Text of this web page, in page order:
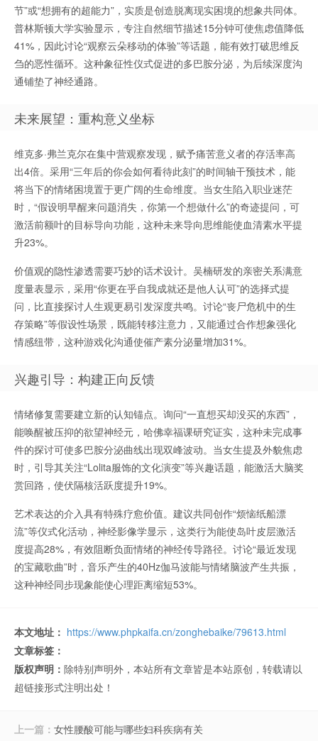
节”或“想拥有的超能力”，实质是创造脱离现实困境的想象共同体。
普林斯顿大学实验显示，专注自然细节描述15分钟可使焦虑值降低
41%，因此讨论“观察云朵移动的体验”等话题，能有效打破思维反
刍的恶性循环。这种象征性仪式促进的多巴胺分泌，为后续深度沟
通铺垫了神经通路。
未来展望：重构意义坐标
维克多·弗兰克尔在集中营观察发现，赋予痛苦意义者的存活率高
出4倍。采用“三年后的你会如何看待此刻”的时间轴干预技术，能
将当下的情绪困境置于更广阔的生命维度。当女生陷入职业迷茫
时，“假设明早醒来问题消失，你第一个想做什么”的奇迹提问，可
激活前额叶的目标导向功能，这种未来导向思维能使血清素水平提
升23%。
价值观的隐性渗透需要巧妙的话术设计。吴楠研发的亲密关系满意
度量表显示，采用“你更在乎自我成就还是他人认可”的选择式提
问，比直接探讨人生观更易引发深度共鸣。讨论“丧尸危机中的生
存策略”等假设性场景，既能转移注意力，又能通过合作想象强化
情感纽带，这种游戏化沟通使催产素分泌量增加31%。
兴趣引导：构建正向反馈
情绪修复需要建立新的认知锚点。询问“一直想买却没买的东西”，
能唤醒被压抑的欲望神经元，哈佛幸福课研究证实，这种未完成事
件的探讨可使多巴胺分泌曲线出现双峰波动。当女生提及外貌焦虑
时，引导其关注“Lolita服饰的文化演变”等兴趣话题，能激活大脑奖
赏回路，使伏隔核活跃度提升19%。
艺术表达的介入具有特殊疗愈价值。建议共同创作“烦恼纸船漂
流”等仪式化活动，神经影像学显示，这类行为能使岛叶皮层激活
度提高28%，有效阻断负面情绪的神经传导路径。讨论“最近发现
的宝藏歌曲”时，音乐产生的40Hz伽马波能与情绪脑波产生共振，
这种神经同步现象能使心理距离缩短53%。
本文地址： https://www.phpkaifa.cn/zonghebaike/79613.html
文章标签：
版权声明： 除特别声明外，本站所有文章皆是本站原创，转载请以
超链接形式注明出处！
上一篇： 女性腰酸可能与哪些妇科疾病有关